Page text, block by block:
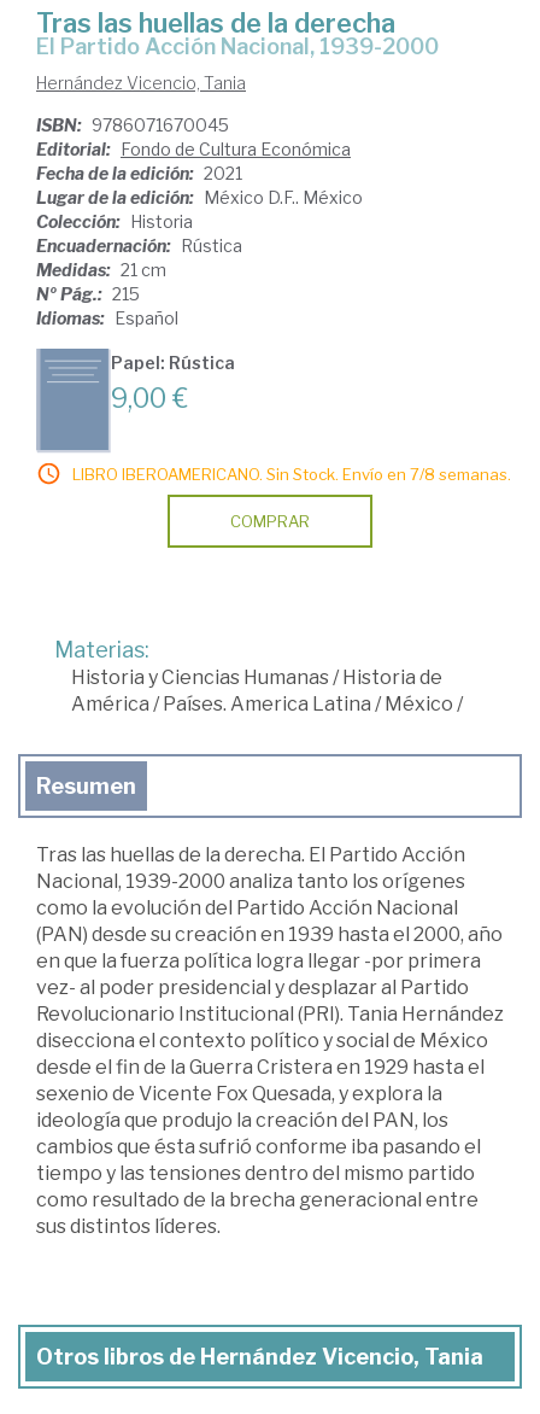
Tras las huellas de la derecha
el Partido Acción Nacional, 1939-2000
Hernández Vicencio, Tania
ISBN: 9786071670045
Editorial: Fondo de Cultura Económica
Fecha de la edición: 2021
Lugar de la edición: México D.F.. México
Colección: Historia
Encuadernación: Rústica
Medidas: 21 cm
Nº Pág.: 215
Idiomas: Español
Papel: Rústica
9,00 €
LIBRO IBEROAMERICANO. Sin Stock. Envío en 7/8 semanas.
COMPRAR
Materias:
Historia y Ciencias Humanas/ Historia de
América / Países. America Latina / México /
Resumen
Tras las huellas de la derecha. El Partido Acción
Nacional, 1939-2000 analiza tanto los orígenes
como la evolución del Partido Acción Nacional
(PAN) desde su creación en 1939 hasta el 2000, año
en que la fuerza política logra llegar -por primera
vez- al poder presidencial y desplazar al Partido
Revolucionario Institucional (PRI). Tania Hernández
disecciona el contexto político y social de México
desde el fin de la Guerra Cristera en 1929 hasta el
sexenio de Vicente Fox Quesada, y explora la
ideología que produjo la creación del PAN, los
cambios que ésta sufrió conforme iba pasando el
tiempo y las tensiones dentro del mismo partido
como resultado de la brecha generacional entre
sus distintos líderes.
Otros libros de Hernández Vicencio, Tania